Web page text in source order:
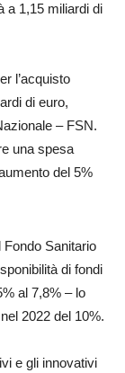
a 1,15 miliardi di
l’acquisto
di euro,
– FSN.
una spesa
del 5%
Fondo Sanitario
di fondi
al 7,8% – lo
2022 del 10%.
e gli innovativi